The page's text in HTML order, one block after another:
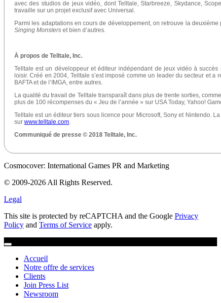
avec des studios de jeux vidéo, dont Telltale, Starbreeze, Skydance,
travaille sur un projet exclusif avec Universal.
Parmi les adaptations en cours de développement, on retrouve la
Singing Monsters et bien d’autres.
À propos de Telltale, Inc.
Telltale est un développeur et éditeur indépendant de jeux vidéo à
loisir. Créé en 2004, Telltale s’est imposé comme un leader du secteur et
BAFTA et de l’IMGA, entre autres.
La qualité du travail de Telltale transparaît dans plus de trente sorties,
plus de 100 récompenses du « Jeu de l’année » sur USA Today, Yahoo!
Telltale est un éditeur tiers sous licence pour Microsoft, Sony et Nintendo.
sur www.telltale.com.
Communiqué de presse © 2018 Telltale, Inc.
Cosmocover: International Games PR and Marketing
© 2009-2026 All Rights Reserved.
Legal
This site is protected by reCAPTCHA and the Google Privacy
Policy and Terms of Service apply.
Accueil
Notre offre de services
Clients
Join Press List
Newsroom